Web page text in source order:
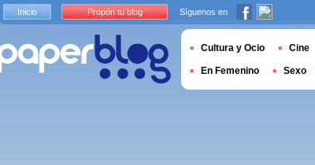
Inicio Propón tu blog Síguenos en
Cultura y Ocio Cine
En Femenino Sexo